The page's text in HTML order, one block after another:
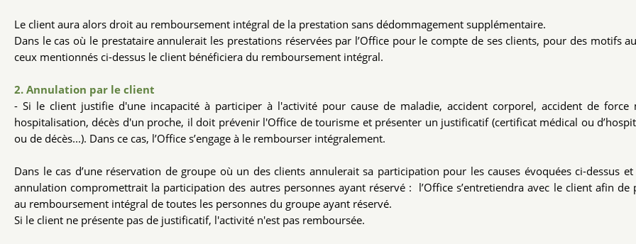
Le client aura alors droit au remboursement intégral de la prestation sans dédommagement supplémentaire.
Dans le cas où le prestataire annulerait les prestations réservées par l’Office pour le compte de ses clients, pour des motifs
ceux mentionnés ci-dessus le client bénéficiera du remboursement intégral.
2. Annulation par le client
- Si le client justifie d'une incapacité à participer à l'activité pour cause de maladie, accident corporel, accident de force
hospitalisation, décès d'un proche, il doit prévenir l'Office de tourisme et présenter un justificatif (certificat médical ou
ou de décès...). Dans ce cas, l’Office s’engage à le rembourser intégralement.
Dans le cas d’une réservation de groupe où un des clients annulerait sa participation pour les causes évoquées ci-dessus
annulation compromettrait la participation des autres personnes ayant réservé : l’Office s’entretiendra avec le client afin de
au remboursement intégral de toutes les personnes du groupe ayant réservé.
Si le client ne présente pas de justificatif, l'activité n'est pas remboursée.